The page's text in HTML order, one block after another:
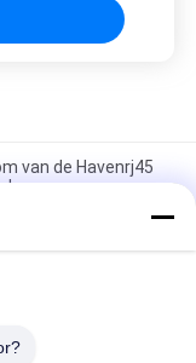
van de Havenrj45
Hefboom
met het LEIDENE